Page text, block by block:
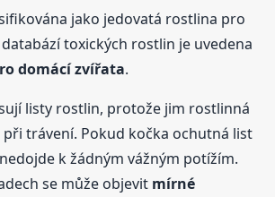
jako jedovatá rostlina pro
toxických rostlin je uvedena
domácí zvířata.
listy rostlin, protože jim rostlinná
trávení. Pokud kočka ochutná list
k žádným vážným potížím.
se může objevit mírné